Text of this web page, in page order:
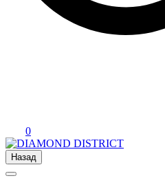
0
Назад